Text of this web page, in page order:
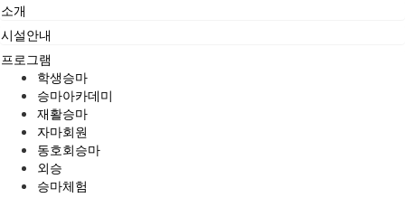
소개
시설안내
프로그램
학생승마
승마아카데미
재활승마
자마회원
동호회승마
외승
승마체험